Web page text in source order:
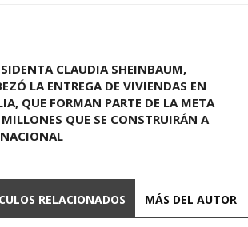
CLAUDIA SHEINBAUM,
LA ENTREGA DE VIVIENDAS EN
QUE FORMAN PARTE DE LA META
QUE SE CONSTRUIRÁN A
RELACIONADOS MÁS DEL AUTOR